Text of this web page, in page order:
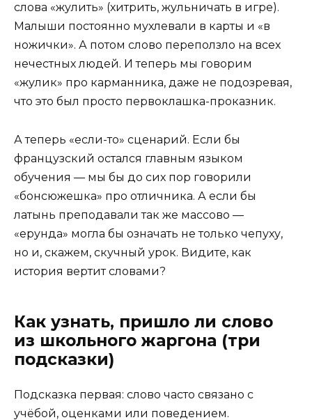
слова «жулить» (хитрить, жульничать в игре).
Малыши постоянно мухлевали в карты и «в
ножички». А потом слово переползло на всех
нечестных людей. И теперь мы говорим
«жулик» про карманника, даже не подозревая,
что это был просто первоклашка-проказник.
А теперь «если-то» сценарий. Если бы
французский остался главным языком
обучения — мы бы до сих пор говорили
«бонсюжешка» про отличника. А если бы
латынь преподавали так же массово —
«ерунда» могла бы означать не только чепуху,
но и, скажем, скучный урок. Видите, как
история вертит словами?
Как узнать, пришло ли слово
из школьного жаргона (три
подсказки)
Подсказка первая: слово часто связано с
учёбой, оценками или поведением.